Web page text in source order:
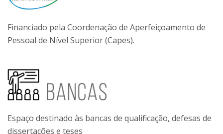
Financiado pela Coordenação de Aperfeiçoamento de
Pessoal de Nível Superior (Capes).
Espaço destinado às bancas de qualificação, defesas de
dissertações e teses